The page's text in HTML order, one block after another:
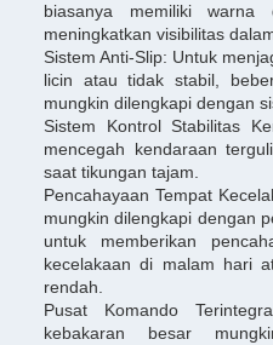
biasanya memiliki
meningkatkan visibilitas
Sistem Anti-Slip: Untuk
licin atau tidak stabil,
mungkin dilengkapi dengan
Sistem Kontrol Stabilitas
mencegah kendaraan
saat tikungan tajam.
Pencahayaan Tempat
mungkin dilengkapi dengan
untuk memberikan
kecelakaan di malam hari
rendah.
Pusat Komando
kebakaran besar